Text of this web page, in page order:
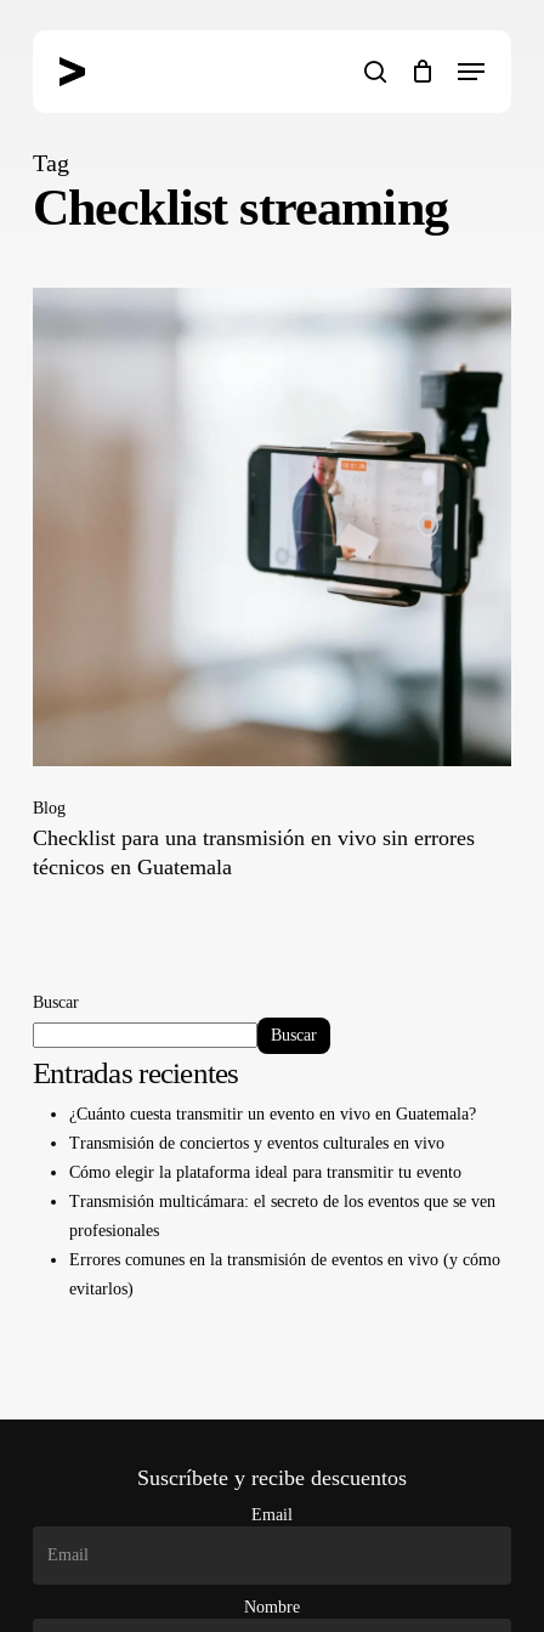
search
Menu
Tag
Checklist streaming
Blog
Checklist para una transmisión en vivo sin errores
técnicos en Guatemala
Buscar
Buscar
Entradas recientes
¿Cuánto cuesta transmitir un evento en vivo en Guatemala?
Transmisión de conciertos y eventos culturales en vivo
Cómo elegir la plataforma ideal para transmitir tu evento
Transmisión multicámara: el secreto de los eventos que se ven
profesionales
Errores comunes en la transmisión de eventos en vivo (y cómo
evitarlos)
Suscríbete y recibe descuentos
Email
Nombre